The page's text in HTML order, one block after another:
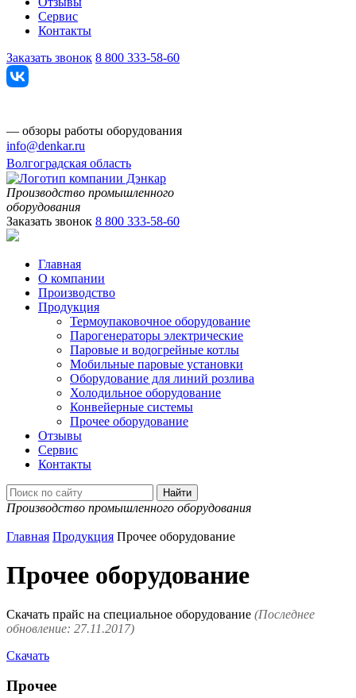
Сервис
Контакты
Заказать звонок 8 800 333-58-60
— обзоры работы оборудования
info@denkar.ru
Волгоградская область
Производство промышленного
оборудования
Заказать звонок 8 800 333-58-60
Главная
О компании
Производство
Продукция
Термоупаковочное оборудование
Парогенераторы электрические
Паровые и водогрейные котлы
Мобильные паровые установки
Оборудование для линий розлива
Холодильное оборудование
Конвейерные системы
Прочее оборудование
Отзывы
Сервис
Контакты
Производство промышленного оборудования
Главная Продукция Прочее оборудование
Прочее оборудование
Скачать прайс на специальное оборудование (Последнее
обновление: 27.11.2017)
Скачать
Прочее